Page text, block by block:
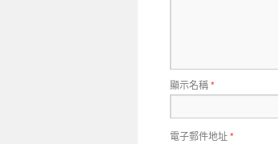
顯示名稱*
電子郵件地址*